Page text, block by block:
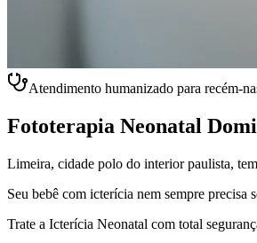
Atendimento humanizado para recém-
Fototerapia Neonatal
Limeira, cidade polo do interior paulista,
Seu bebê com icterícia nem sempre precisa
Trate a Icterícia Neonatal com total